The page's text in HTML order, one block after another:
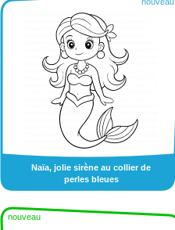
Naïa, jolie sirène au collier de
perles bleues
nouveau